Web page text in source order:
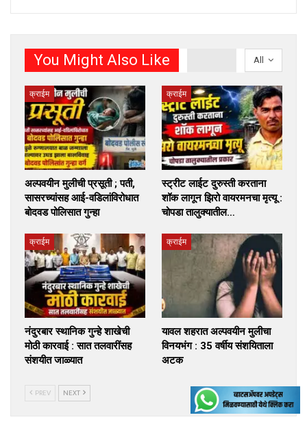
All
You Might Also Like
क्राईम
अल्पवयीन मुलीची प्रसूती ; पती,
सासरच्यांसह आई-वडिलांविरोधात
बोदवड पोलिसात गुन्हा
क्राईम
स्ट्रीट लाईट दुरुस्ती करताना
शॉक लागून झिरो वायरमनचा मृत्यू :
चोपडा तालुक्यातील…
क्राईम
नंदुरबार स्थानिक गुन्हे शाखेची
मोठी कारवाई : सात तलवारींसह
संशयीत जाळ्यात
क्राईम
यावल शहरात अल्पवयीन मुलीचा
विनयभंग : 35 वर्षीय संशयिताला
अटक
PREV NEXT